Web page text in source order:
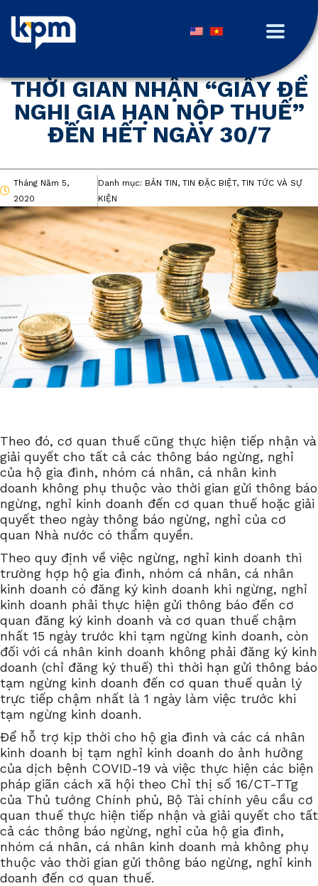
THỜI GIAN NHẬN “GIẤY ĐỀ
NGHỊ GIA HẠN NỘP THUẾ”
ĐẾN HẾT NGÀY 30/7
Tháng Năm 5,
2020
Danh mục: BẢN TIN, TIN ĐẶC BIỆT, TIN TỨC VÀ SỰ
KIỆN
Theo đó, cơ quan thuế cũng thực hiện tiếp nhận và
giải quyết cho tất cả các thông báo ngừng, nghỉ
của hộ gia đình, nhóm cá nhân, cá nhân kinh
doanh không phụ thuộc vào thời gian gửi thông báo
ngừng, nghỉ kinh doanh đến cơ quan thuế hoặc giải
quyết theo ngày thông báo ngừng, nghỉ của cơ
quan Nhà nước có thẩm quyền.
Theo quy định về việc ngừng, nghỉ kinh doanh thì
trường hợp hộ gia đình, nhóm cá nhân, cá nhân
kinh doanh có đăng ký kinh doanh khi ngừng, nghỉ
kinh doanh phải thực hiện gửi thông báo đến cơ
quan đăng ký kinh doanh và cơ quan thuế chậm
nhất 15 ngày trước khi tạm ngừng kinh doanh, còn
đối với cá nhân kinh doanh không phải đăng ký kinh
doanh (chỉ đăng ký thuế) thì thời hạn gửi thông báo
tạm ngừng kinh doanh đến cơ quan thuế quản lý
trực tiếp chậm nhất là 1 ngày làm việc trước khi
tạm ngừng kinh doanh.
Để hỗ trợ kịp thời cho hộ gia đình và các cá nhân
kinh doanh bị tạm nghỉ kinh doanh do ảnh hưởng
của dịch bệnh COVID-19 và việc thực hiện các biện
pháp giãn cách xã hội theo Chỉ thị số 16/CT-TTg
của Thủ tướng Chính phủ, Bộ Tài chính yêu cầu cơ
quan thuế thực hiện tiếp nhận và giải quyết cho tất
cả các thông báo ngừng, nghỉ của hộ gia đình,
nhóm cá nhân, cá nhân kinh doanh mà không phụ
thuộc vào thời gian gửi thông báo ngừng, nghỉ kinh
doanh đến cơ quan thuế.